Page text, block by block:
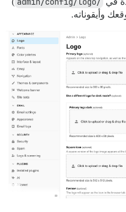
وأيقوناته.